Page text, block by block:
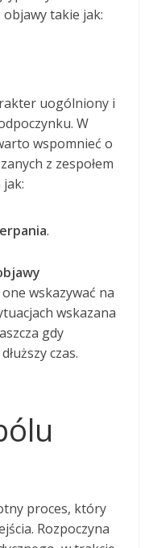
takie jak:
uogólniony i
W
wspomnieć o
z zespołem
.
wskazywać na
wskazana
gdy
czas.
proces, który
Rozpoczyna